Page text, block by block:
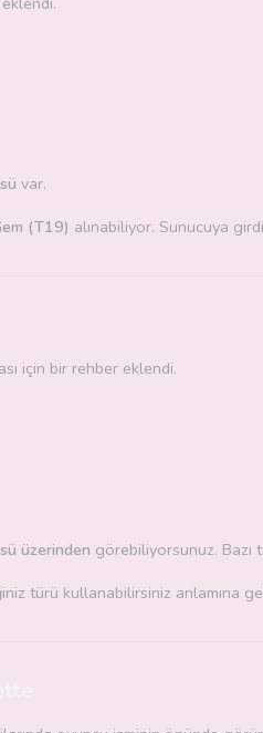
var.
(T19) alınabiliyor. Sunucuya
için bir rehber eklendi.
üzerinden görebiliyorsunuz.
türü kullanabilirsiniz anlamına